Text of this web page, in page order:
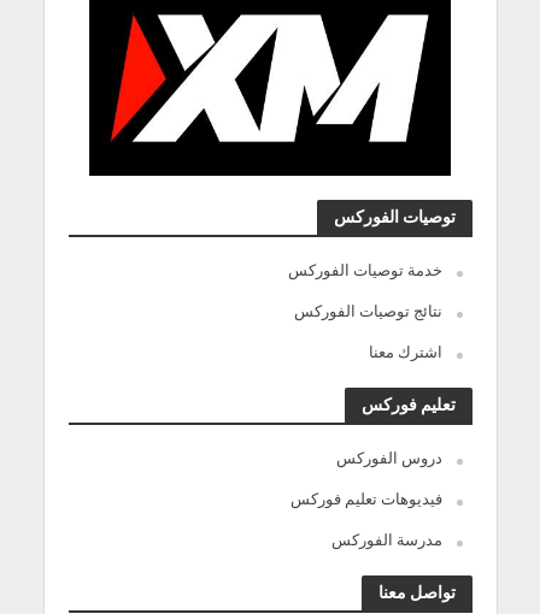
توصيات الفوركس
خدمة توصيات الفوركس
نتائج توصيات الفوركس
اشترك معنا
تعليم فوركس
دروس الفوركس
فيديوهات تعليم فوركس
مدرسة الفوركس
تواصل معنا